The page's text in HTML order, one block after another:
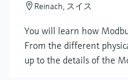
Reinach, スイス
You will learn how
From the different
up to the details of the